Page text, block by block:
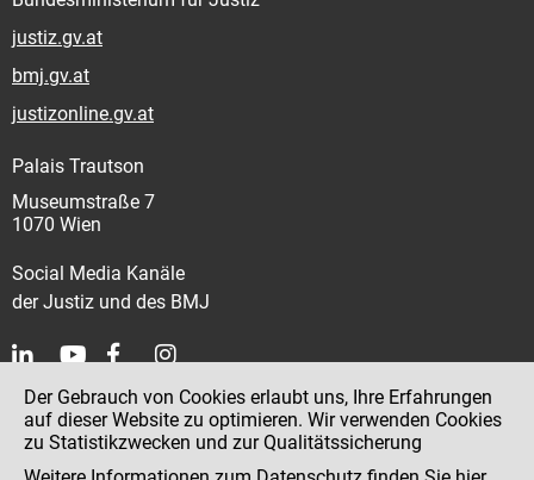
justiz.gv.at
bmj.gv.at
justizonline.gv.at
Palais Trautson
Museumstraße 7
1070 Wien
Social Media Kanäle
der Justiz und des BMJ
Kontakt
Impressum
Der Gebrauch von Cookies erlaubt uns, Ihre Erfahrungen
auf dieser Website zu optimieren. Wir verwenden Cookies
zu Statistikzwecken und zur Qualitätssicherung